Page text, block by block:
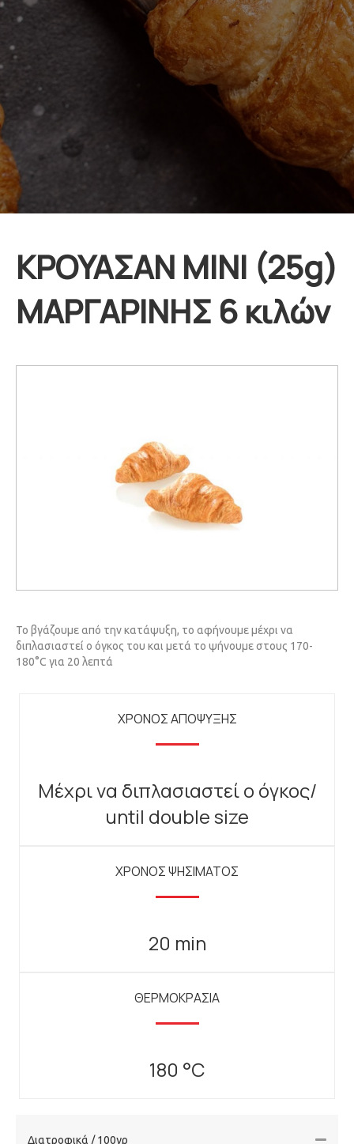
ΚΡΟΥΑΣΑΝ ΜΙΝΙ (25g)
ΜΑΡΓΑΡΙΝΗΣ 6 κιλών
Το βγάζουμε από την κατάψυξη, το αφήνουμε μέχρι να
διπλασιαστεί ο όγκος του και μετά το ψήνουμε στους 170-
180°C για 20 λεπτά
ΧΡΟΝΟΣ ΑΠΟΨΥΞΗΣ
Μέχρι να διπλασιαστεί ο όγκος/
until double size
ΧΡΟΝΟΣ ΨΗΣΙΜΑΤΟΣ
20 min
ΘΕΡΜΟΚΡΑΣΙΑ
180 °C
Διατροφικά / 100γρ